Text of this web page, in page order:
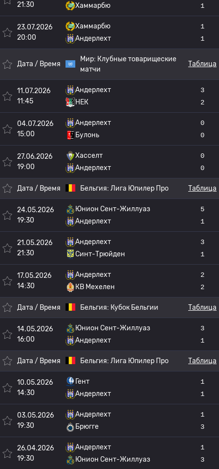
21:30
Хаммарбю
1
23.07.2026
20:00
Хаммарбю
Андерлехт
1
1
Дата / Время
Мир: Клубные товарищеские
матчи
Таблица
11.07.2026
11:45
Андерлехт
НЕК
3
2
04.07.2026
15:00
Андерлехт
Булонь
0
0
27.06.2026
19:00
Хасселт
Андерлехт
0
0
Дата / Время Бельгия: Лига Юпилер Про Таблица
24.05.2026
19:30
Юнион Сент-Жиллуаз
Андерлехт
5
1
21.05.2026
21:30
Андерлехт
Синт-Трюйден
3
1
17.05.2026
14:30
Андерлехт
КВ Мехелен
2
2
Дата / Время Бельгия: Кубок Бельгии Таблица
14.05.2026
16:00
Юнион Сент-Жиллуаз
Андерлехт
3
1
Дата / Время Бельгия: Лига Юпилер Про Таблица
10.05.2026
14:30
Гент
Андерлехт
1
1
03.05.2026
19:30
Андерлехт
Брюгге
1
3
26.04.2026
19:30
Андерлехт
Юнион Сент-Жиллуаз
1
3